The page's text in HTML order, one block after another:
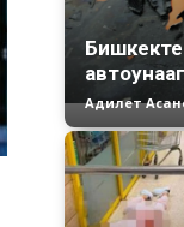
Адилет